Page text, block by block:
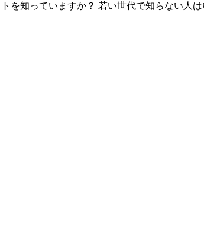
を知っていますか？ 若い世代で知らない